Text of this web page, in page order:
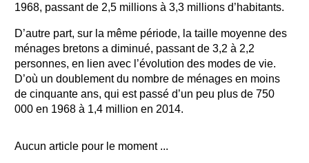
1968, passant de 2,5 millions à 3,3 millions d’habitants.
D’autre part, sur la même période, la taille moyenne des
ménages bretons a diminué, passant de 3,2 à 2,2
personnes, en lien avec l’évolution des modes de vie.
D’où un doublement du nombre de ménages en moins
de cinquante ans, qui est passé d’un peu plus de 750
000 en 1968 à 1,4 million en 2014.
Aucun article pour le moment ...